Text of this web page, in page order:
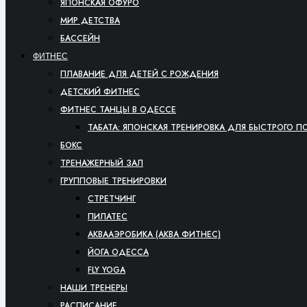
ЯПОНСКАЯ ОФУРО
МИР ДЕТСТВА
БАССЕЙН
ФИТНЕС
ПЛАВАНИЕ ДЛЯ ДЕТЕЙ С РОЖДЕНИЯ
ДЕТСКИЙ ФИТНЕС
ФИТНЕС ТАНЦЫ В ОДЕССЕ
ТАБАТА: ЯПОНСКАЯ ТРЕНИРОВКА ДЛЯ БЫСТРОГО
БОКС
ТРЕНАЖЕРНЫЙ ЗАЛ
ГРУППОВЫЕ ТРЕНИРОВКИ
СТРЕТЧИНГ
ПИЛАТЕС
АКВААЭРОБИКА (АКВА ФИТНЕС)
ЙОГА ОДЕССА
FLY YOGA
НАШИ ТРЕНЕРЫ